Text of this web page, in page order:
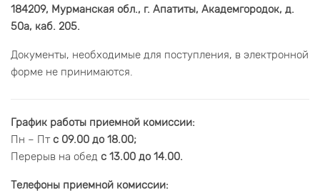
184209, Мурманская обл., г. Апатиты, Академгородок, д.
50а, каб. 205.
Документы, необходимые для поступления, в электронной
форме не принимаются.
График работы приемной комиссии:
Пн – Птс 09.00 до 18.00;
Перерыв на обед с 13.00 до 14.00.
Телефоны приемной комиссии: